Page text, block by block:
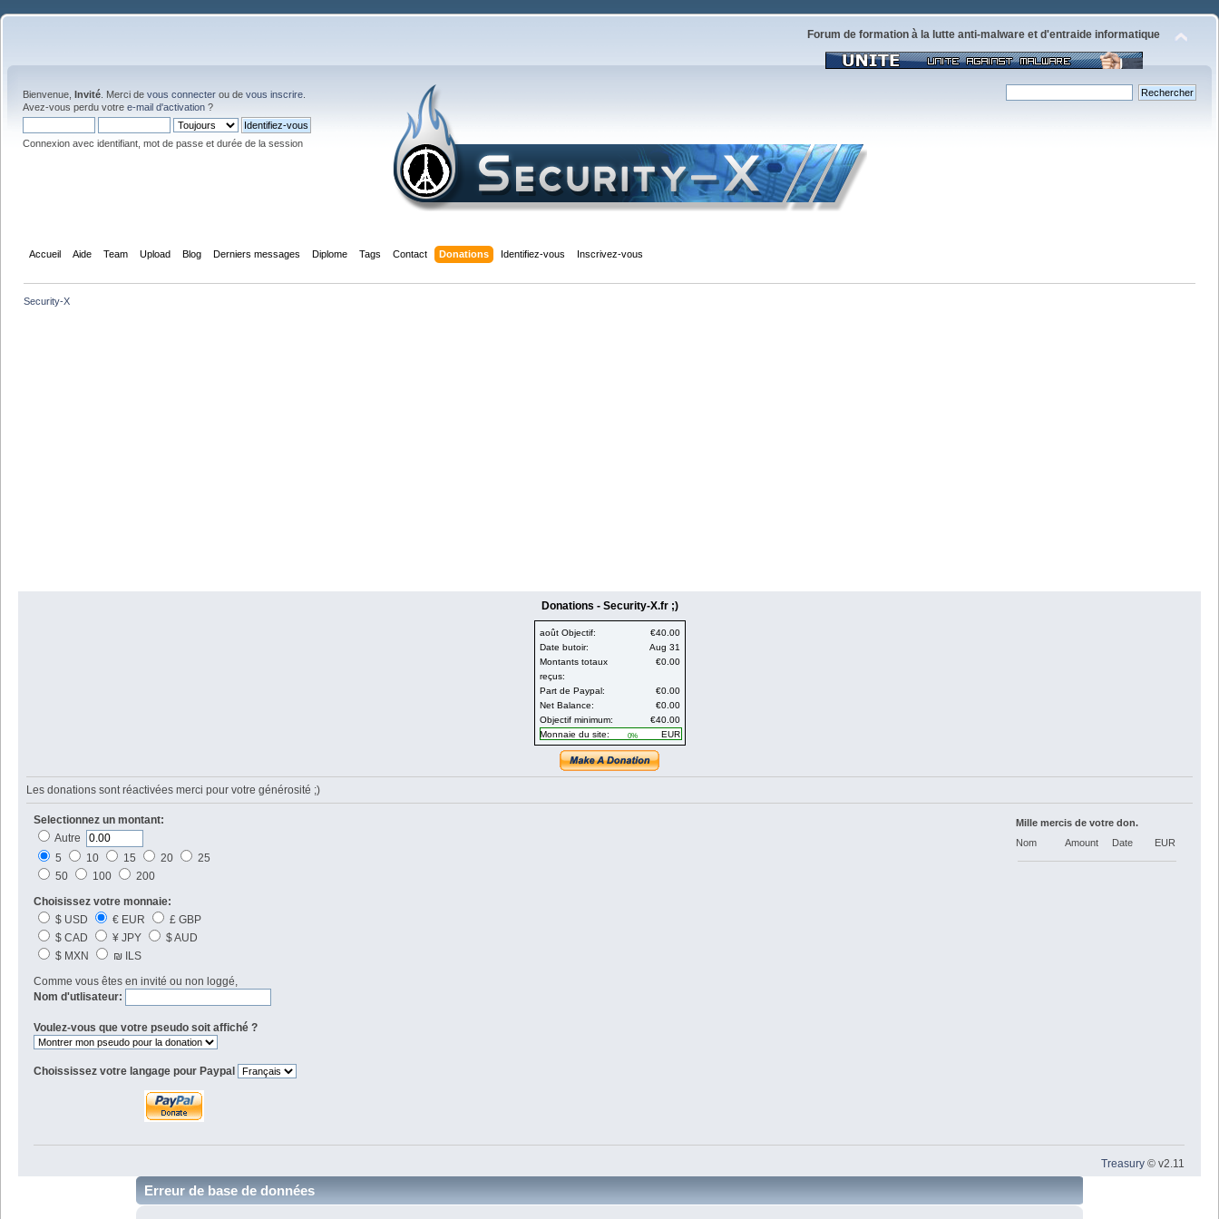
Forum de formation à la lutte anti-malware et d'entraide informatique
Bienvenue, Invité . Merci de vous connecter ou de vous inscrire
Avez-vous perdu votre e-mail d'activation ?
Connexion avec identifiant, mot de passe et durée de la session
Accueil Aide Team Upload Blog Derniers messages Diplome Tags Contact Donations Identifiez-vous Inscrivez-vous
Security-X
Donations - Security-X.fr ;)
août Objectif:
€40.00
Date butoir:
Aug 31
Montants totaux
reçus:
€0.00
Part de Paypal:
€0.00
Net Balance:
€0.00
Objectif minimum:
€40.00
Monnaie du site:
EUR
0%
Les donations sont réactivées merci pour votre générosité ;)
Selectionnez un montant:
Autre
5
10 15 20
25
50
100 200
Choisissez votre monnaie:
$ USD
€ EUR
£ GBP
$ CAD
¥ JPY
$ AUD
$ MXN
₪ ILS
Comme vous êtes en invité ou non loggé,
Nom d'utlisateur:
Voulez-vous que votre pseudo soit affiché ?
Choississez votre langage pour Paypal
Mille mercis de votre don.
Nom
Amount Date EUR
Treasury © v2.11
Erreur de base de données